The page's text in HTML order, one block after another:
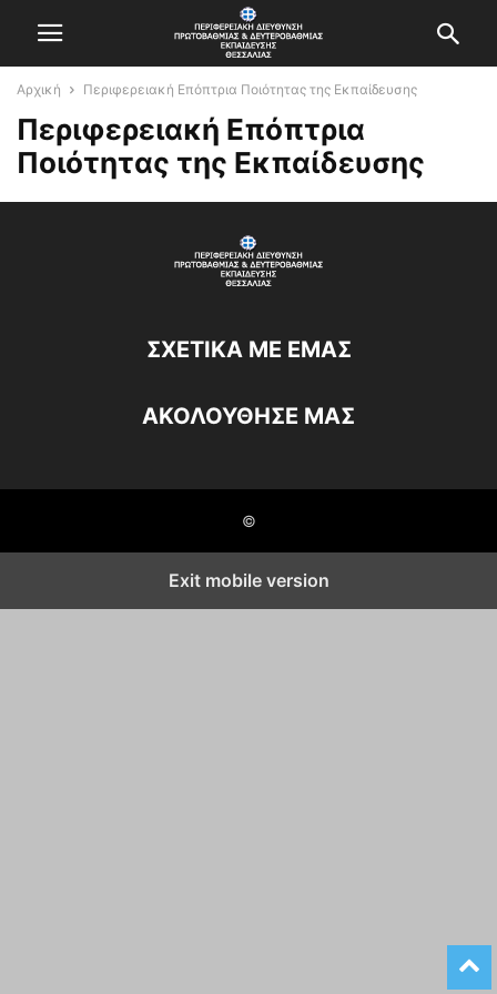
Αρχική Περιφερειακή Επόπτρια Ποιότητας της Εκπαίδευσης
Περιφερειακή Επόπτρια
Ποιότητας της Εκπαίδευσης
ΣΧΕΤΙΚΆ ΜΕ ΕΜΆΣ
ΑΚΟΛΟΥΘΗΣΕ ΜΑΣ
©
Exit mobile version